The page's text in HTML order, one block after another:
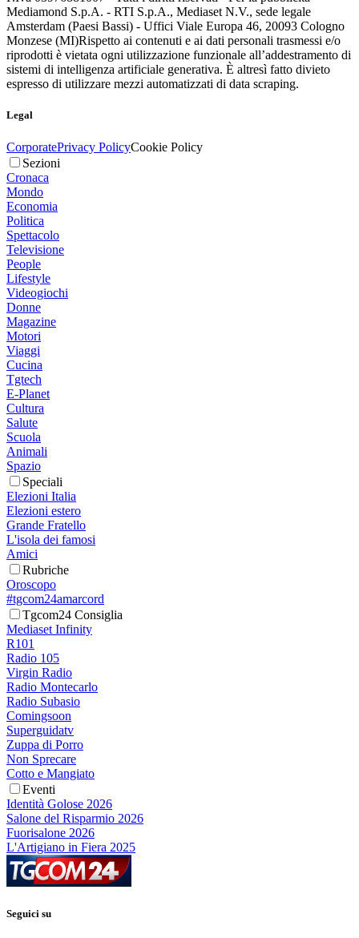
Mediamond S.p.A. - RTI S.p.A., Mediaset N.V., sede legale
Amsterdam (Paesi Bassi) - Uffici Viale Europa 46, 20093 Cologno
Monzese (MI)Rispetto ai contenuti e ai dati personali trasmessi e/o
riprodotti è vietata ogni utilizzazione funzionale all’addestramento di
sistemi di intelligenza artificiale generativa. È altresì fatto divieto
espresso di utilizzare mezzi automatizzati di data scraping.
Legal
CorporatePrivacy PolicyCookie Policy
Sezioni
Cronaca
Mondo
Economia
Politica
Spettacolo
Televisione
People
Lifestyle
Videogiochi
Donne
Magazine
Motori
Viaggi
Cucina
Tgtech
E-Planet
Cultura
Salute
Scuola
Animali
Spazio
Speciali
Elezioni Italia
Elezioni estero
Grande Fratello
L'isola dei famosi
Amici
Rubriche
Oroscopo
#tgcom24amarcord
Tgcom24 Consiglia
Mediaset Infinity
R101
Radio 105
Virgin Radio
Radio Montecarlo
Radio Subasio
Comingsoon
Superguidatv
Zuppa di Porro
Non Sprecare
Cotto e Mangiato
Eventi
Identità Golose 2026
Salone del Risparmio 2026
Fuorisalone 2026
L'Artigiano in Fiera 2025
Seguici su